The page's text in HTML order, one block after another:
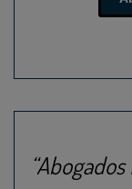
compreensão